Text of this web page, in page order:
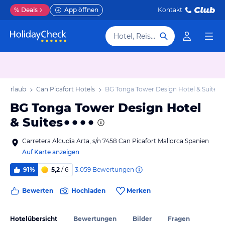
% Deals App öffnen Kontakt
Hotel, Reiseziel
Urlaub Can Picafort Hotels BG Tonga Tower Design Hotel & Suites
BG Tonga Tower Design Hotel
& Suites
Carretera Alcudia Arta, s/n 7458 Can Picafort Mallorca Spanien
Auf Karte anzeigen
91% 5,2 / 6 3.059 Bewertungen
Bewerten Hochladen Merken
Hotelübersicht Bewertungen Bilder Fragen